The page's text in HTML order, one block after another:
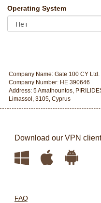
Operating System
Company Name: Gate 100 CY Ltd.
Company Number: HE 390646
Address: 5 Amathountos,
Limassol, 3105, Cyprus
Download our VPN
FAQ